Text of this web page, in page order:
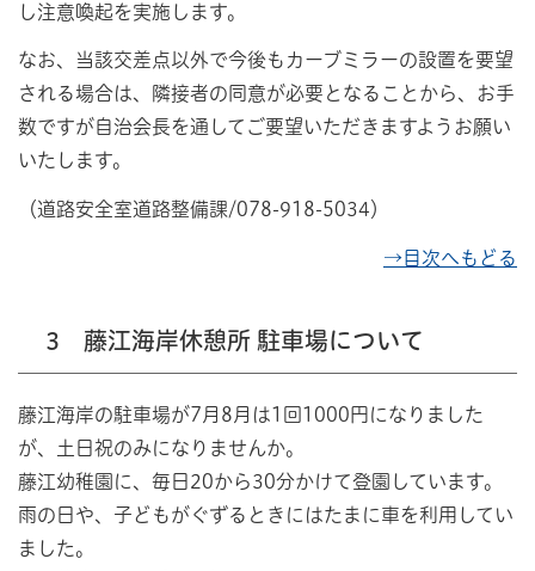
し注意喚起を実施します。
なお、当該交差点以外で今後もカーブミラーの設置を要望
される場合は、隣接者の同意が必要となることから、お手
数ですが自治会長を通してご要望いただきますようお願い
いたします。
（道路安全室道路整備課/078-918-5034）
→目次へもどる
3 藤江海岸休憩所 駐車場について
藤江海岸の駐車場が7月8月は1回1000円になりました
が、土日祝のみになりませんか。
藤江幼稚園に、毎日20から30分かけて登園しています。
雨の日や、子どもがぐずるときにはたまに車を利用してい
ました。